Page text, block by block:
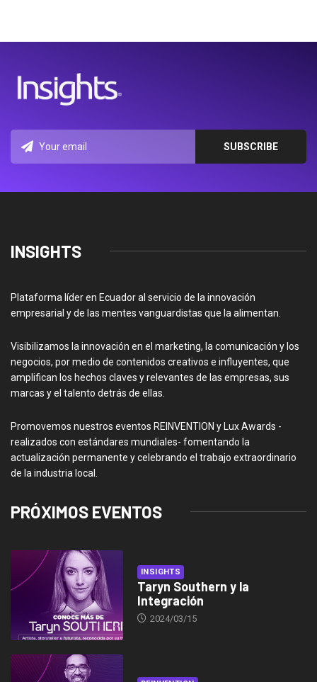
INSIGHTS
Plataforma líder en Ecuador al servicio de la innovación
empresarial y de las mentes vanguardistas que la alimentan.
Visibilizamos la innovación en el marketing, la comunicación y los
negocios, por medio de contenidos creativos e influyentes, que
amplifican los hechos claves y relevantes de las empresas, sus
marcas y el talento detrás de ellas.
Promovemos nuestros eventos REINVENTION y Lux Awards -
realizados con estándares mundiales- fomentando la
actualización permanente y celebrando el trabajo extraordinario
de la industria local.
PRÓXIMOS EVENTOS
INSIGHTS
Taryn Southern y la
Integración
2024/03/15